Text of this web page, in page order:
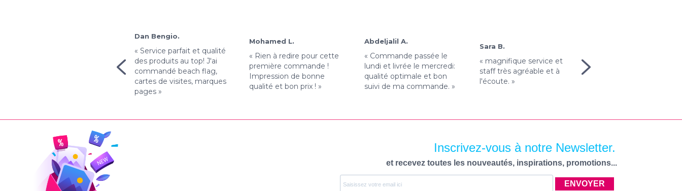
Dan Bengio.
« Service parfait et qualité
des produits au top! J'ai
commandé beach flag,
cartes de visites, marques
pages »
Mohamed L.
« Rien à redire pour cette
première commande !
Impression de bonne
qualité et bon prix ! »
Abdeljalil A.
« Commande passée le
lundi et livrée le mercredi:
qualité optimale et bon
suivi de ma commande. »
Sara B.
« magnifique service et
staff très agréable et à
l'écoute. »
Inscrivez-vous à notre Newsletter.
et recevez toutes les nouveautés, inspirations, promotions...
ENVOYER